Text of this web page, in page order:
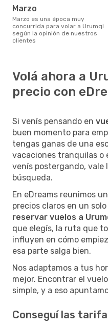
marzo
marzo es una época muy
concurrida para volar a Urumqi
según la opinión de nuestros
clientes
Volá ahora a
precio con
Si venís pensando en
buen momento para
tengas ganas de una
vacaciones tranquilas o
venís postergando, vale
búsqueda.
En eDreams reunimos
precios claros en un
reservar vuelos a
que elegís, la ruta que
influyen en cómo
esa parte salga bien.
Nos adaptamos a tus
mejor. Encontrar el
simple, y a eso
Conseguí las